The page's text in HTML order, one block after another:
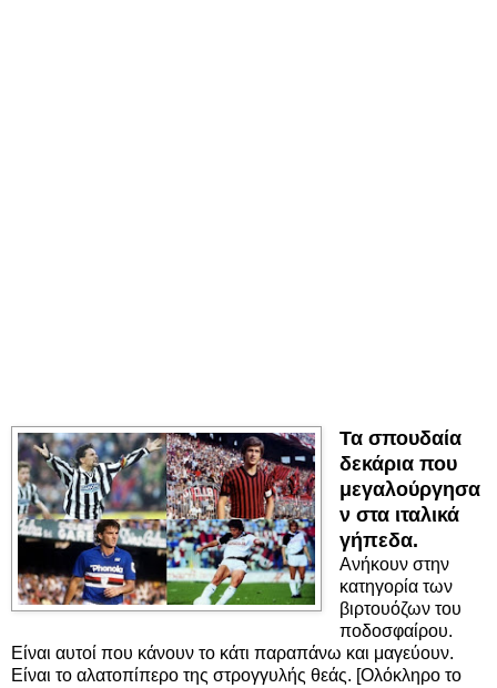
Τα σπουδαία
δεκάρια που
μεγαλούργησα
ν στα ιταλικά
γήπεδα.
Ανήκουν στην
κατηγορία των
βιρτουόζων του
ποδοσφαίρου.
Είναι αυτοί που κάνουν το κάτι παραπάνω και μαγεύουν.
Είναι το αλατοπίπερο της στρογγυλής θεάς. [Ολόκληρο το